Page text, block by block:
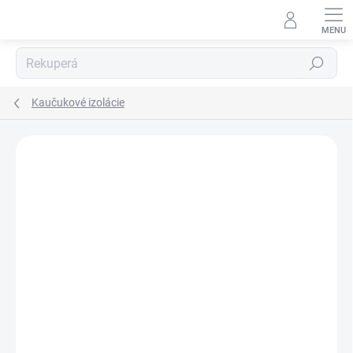
Hľadať
Kaučukové izolácie